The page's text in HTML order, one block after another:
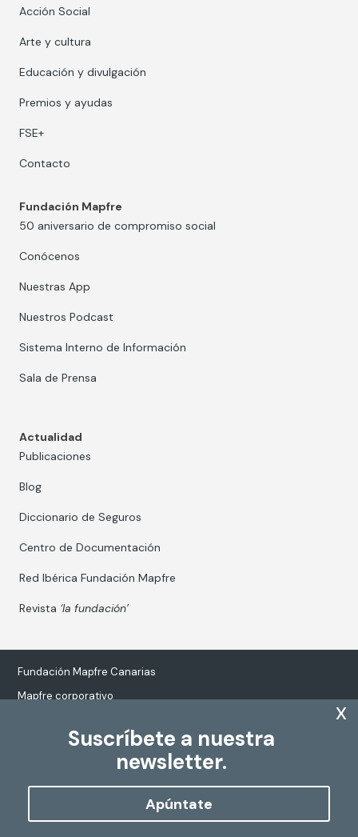
Suscríbete a nuestra
newsletter.
Apúntate
x
Acción Social
Arte y cultura
Educación y divulgación
Premios y ayudas
FSE+
Contacto
Fundación Mapfre
50 aniversario de compromiso social
Conócenos
Nuestras App
Nuestros Podcast
Sistema Interno de Información
Sala de Prensa
Actualidad
Publicaciones
Blog
Diccionario de Seguros
Centro de Documentación
Red Ibérica Fundación Mapfre
Revista ‘la fundación’
Fundación Mapfre Canarias
Mapfre corporativo
Tratamiento de datos personales
Política de Cookies